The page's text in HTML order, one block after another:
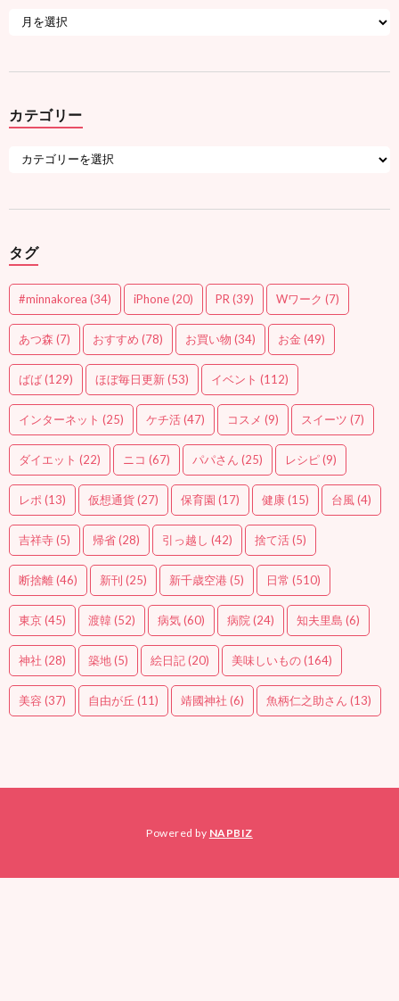
カテゴリー
タグ
#minnakorea (34) iPhone(20) PR (39) Wワーク (7)
あつ森 (7) おすすめ (78) お買い物 (34) お金 (49)
ばば(129) ほぼ毎日更新(53) イベント (112)
インターネット (25) ケチ活(47) コスメ (9) スイーツ (7)
ダイエット (22) ニコ (67) パパさん (25) レシピ(9)
レポ (13) 仮想通貨(27) 保育園 (17) 健康(15) 台風(4)
吉祥寺(5) 帰省(28) 引っ越し (42) 捨て活(5)
断捨離(46) 新刊 (25) 新千歳空港(5) 日常 (510)
東京(45) 渡韓(52) 病気(60) 病院 (24) 知夫里島 (6)
神社 (28) 築地(5) 絵日記(20) 美味しいもの(164)
美容 (37) 自由が丘 (11) 靖國神社 (6) 魚柄仁之助さん (13)
Powered by NAPBIZ